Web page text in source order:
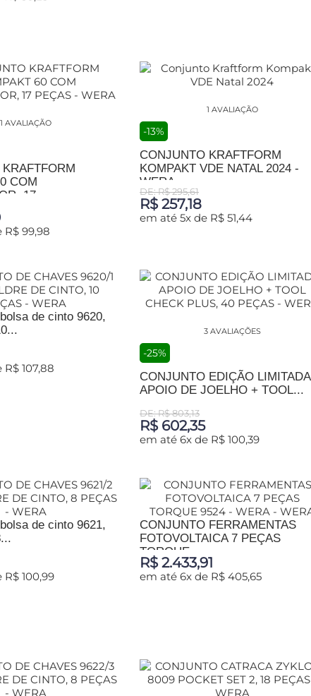
1 AVALIAÇÃO
COM
17...
99,98
1 AVALIAÇÃO
-13%
CONJUNTO KRAFTFORM
KOMPAKT VDE NATAL 2024 -
WERA
DE: R$ 295,61
R$ 257,18
em até 5x de R$ 51,44
de cinto 9620,
107,88
3 AVALIAÇÕES
-25%
CONJUNTO EDIÇÃO LIMITADA
APOIO DE JOELHO + TOOL...
DE: R$ 803,13
R$ 602,35
em até 6x de R$ 100,39
de cinto 9621,
100,99
CONJUNTO FERRAMENTAS
FOTOVOLTAICA 7 PEÇAS
TORQUE...
R$ 2.433,91
em até 6x de R$ 405,65